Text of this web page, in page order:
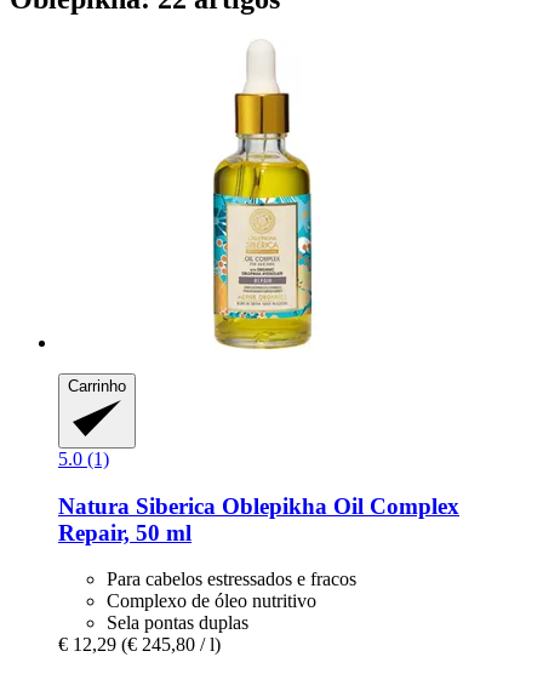
Carrinho
5.0 (1)
Natura Siberica Oblepikha Oil Complex
Repair, 50 ml
Para cabelos estressados e fracos
Complexo de óleo nutritivo
Sela pontas duplas
€ 12,29 (€ 245,80 / l)